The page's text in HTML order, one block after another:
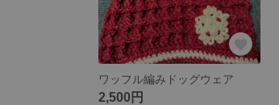
ワッフル編みドッグウェア
2,500円